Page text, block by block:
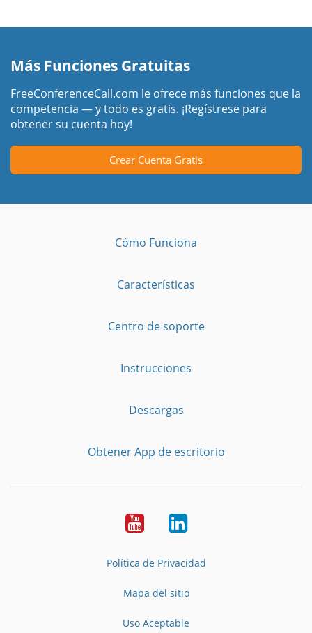
Más Funciones Gratuitas
FreeConferenceCall.com le ofrece más funciones que la
competencia — y todo es gratis. ¡Regístrese para
obtener su cuenta hoy!
Crear Cuenta Gratis
Cómo Funciona
Características
Centro de soporte
Instrucciones
Descargas
Obtener App de escritorio
YouTubeLinkedIn
Política de Privacidad
Mapa del sitio
Uso Aceptable